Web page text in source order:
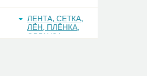
ЛЕНТА, СЕТКА,
ЛЁН, ПЛЁНКА,
ОРГАНЗА